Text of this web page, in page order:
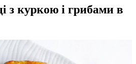
з куркою і грибами в